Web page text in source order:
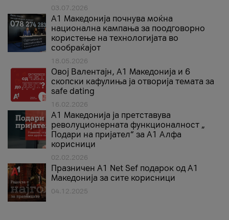
03.07.2026
A1 Македонија почнува моќна
национална кампања за поодговорно
користење на технологијата во
сообраќајот
18.05.2026
Овој Валентајн, A1 Македонија и 6
скопски кафулиња ја отворија темата за
safe dating
16.02.2026
А1 Македонија ја претставува
револуционерната функционалност „
Подари на пријател“ за А1 Алфа
корисници
02.02.2026
Празничен A1 Net Sеf подарок од А1
Македонија за сите корисници
04.12.2025